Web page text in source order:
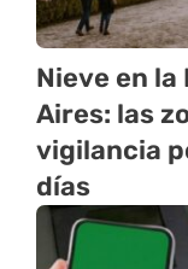
Nieve en
Aires: las
vigilancia
días